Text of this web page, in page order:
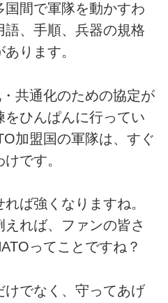
間で軍隊を動かすわ
、手順、兵器の規格
ります。
共通化のための協定が
ひんぱんに行ってい
加盟国の軍隊は、すぐ
です。
ば強くなりますね。
れば、ファンの皆さ
ってことですね？
けでなく、守ってあげ